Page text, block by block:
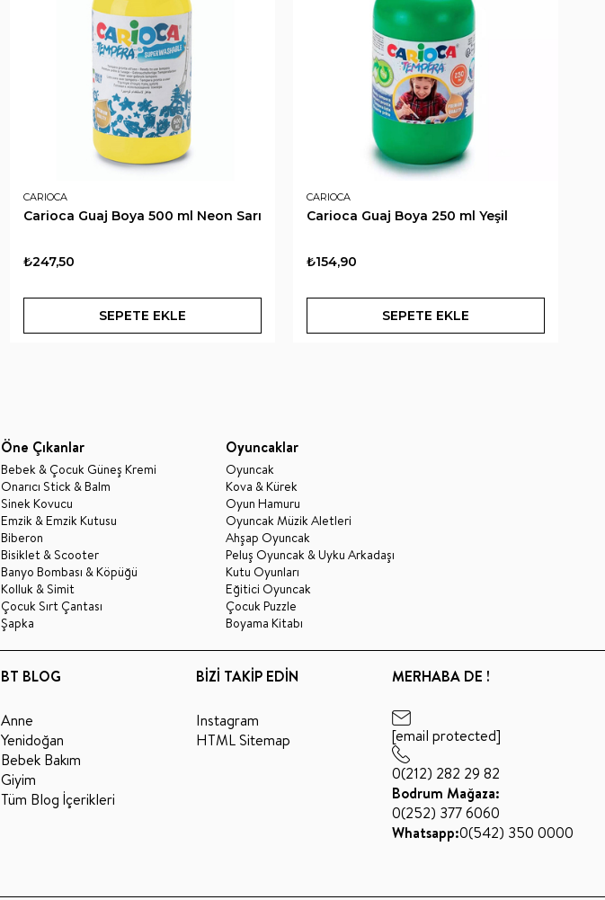
CARIOCA
Carioca Guaj Boya 500 ml Neon Sarı
₺247,50
SEPETE EKLE
CARIOCA
Carioca Guaj Boya 250 ml Yeşil
₺154,90
SEPETE EKLE
Öne Çıkanlar
Bebek & Çocuk Güneş Kremi
Onarıcı Stick & Balm
Sinek Kovucu
Emzik & Emzik Kutusu
Biberon
Bisiklet & Scooter
Banyo Bombası & Köpüğü
Kolluk & Simit
Çocuk Sırt Çantası
Şapka
Oyuncaklar
Oyuncak
Kova & Kürek
Oyun Hamuru
Oyuncak Müzik Aletleri
Ahşap Oyuncak
Peluş Oyuncak & Uyku Arkadaşı
Kutu Oyunları
Eğitici Oyuncak
Çocuk Puzzle
Boyama Kitabı
BT BLOG
Anne
Yenidoğan
Bebek Bakım
Giyim
Tüm Blog İçerikleri
BİZİ TAKİP EDİN
Instagram
HTML Sitemap
MERHABA DE !
[email protected]
0(212) 282 29 82
Bodrum Mağaza:
0(252) 377 6060
Whatsapp:0(542) 350 0000